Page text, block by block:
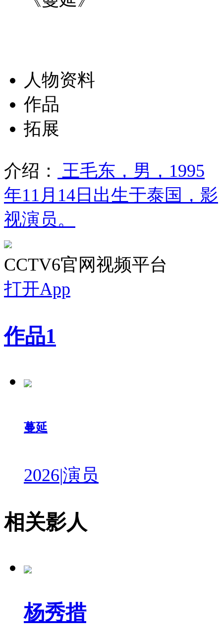
人物资料
作品
拓展
介绍：
王毛东，男，1995
年11月14日出生于泰国，影
视演员。
CCTV6官网视频平台
打开App
作品1
蔓延
2026|演员
相关影人
杨秀措